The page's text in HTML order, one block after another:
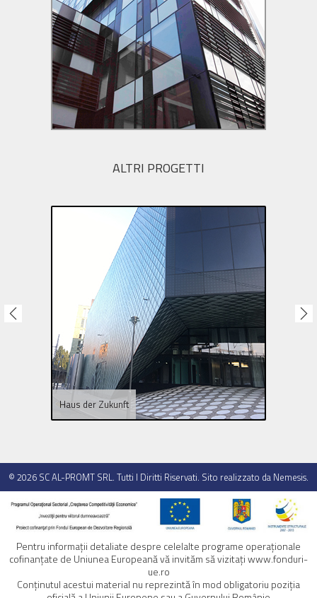
ALTRI PROGETTI
Haus der Zukunft
© 2026 SC AL-PROMT SRL. Tutti I Diritti Riservati. Sito realizzato da Nemesis.
Pentru informaţii detaliate despre celelalte programe operaţionale
cofinanţate de Uniunea Europeană vă invităm să vizitaţiwww.fonduri-
ue.ro
Conţinutul acestui material nu reprezintă în mod obligatoriu poziţia